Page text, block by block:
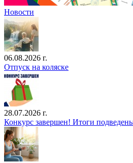
Новости
06.08.2026 г.
Отпуск на коляске
28.07.2026 г.
Конкурс завершен! Итоги